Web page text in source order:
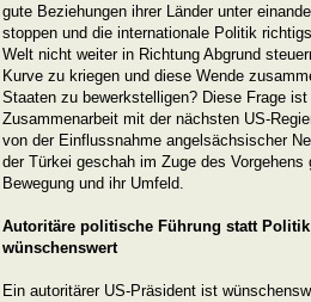
gute Beziehungen ihrer Länder unter
stoppen und die internationale Politik
Welt nicht weiter in Richtung Abgrund
Kurve zu kriegen und diese Wende
Staaten zu bewerkstelligen? Diese Frage
Zusammenarbeit mit der nächsten US-
von der Einflussnahme angelsächsischer
der Türkei geschah im Zuge des Vorgehens
Bewegung und ihr Umfeld.
Autoritäre politische Führung statt
wünschenswert
Ein autoritärer US-Präsident ist